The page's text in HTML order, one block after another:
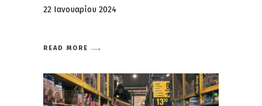
22 Ιανουαρίου 2024
READ MORE